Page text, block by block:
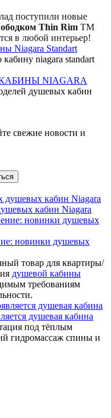
поступили новые
Thin Rim TM
в любой интерьер!
Niagara Standart
niagara standart
NIAGARA
душевых кабин
свежие новости и
кабин Niagara
новинки душевых
товар для квартиры/
душевой кабины
требованиям
душевая кабина
под тёплым
гидромассаж спины и